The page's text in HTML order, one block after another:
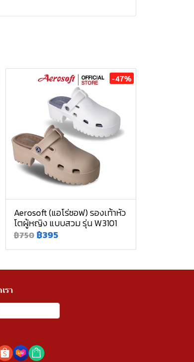
-47%
Aerosoft (แอโร่ซอฟ) รองเท้าหัว
โตผู้หญิง แบบสวม รุ่น W3101
฿750 ฿395
รา